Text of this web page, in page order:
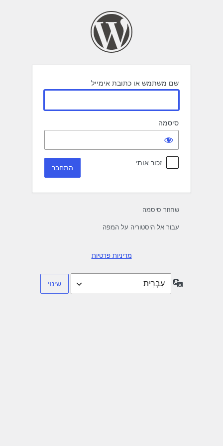
שם משתמש או כתובת אימייל
סיסמה
זכור אותי
שחזור סיסמה
עבור אל היסטוריה על המפה
מדיניות פרטיות
שפה